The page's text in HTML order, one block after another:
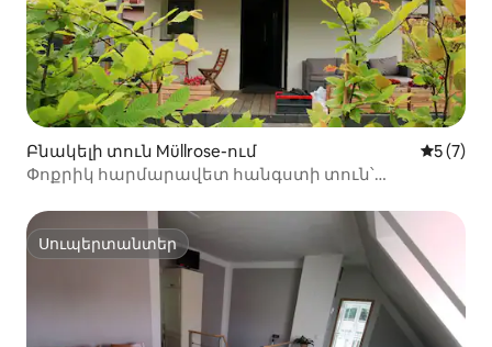
Բնակելի տուն Müllrose-ում Միջին
5 (7)
Փոքրիկ հարմարավետ հանգստի տուն՝
Սուպերտանտեր
Սուպերտանտեր